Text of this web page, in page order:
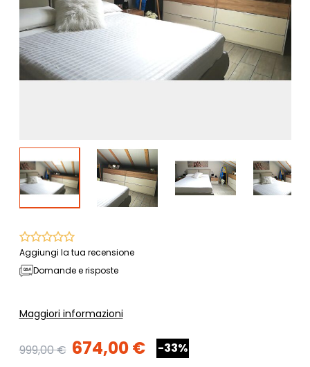
Aggiungi la tua recensione
Domande e risposte
Maggiori informazioni
999,00 € 674,00 € -33%